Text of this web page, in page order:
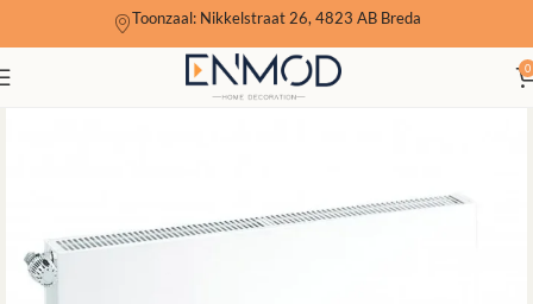
Toonzaal: Nikkelstraat 26, 4823 AB Breda
0